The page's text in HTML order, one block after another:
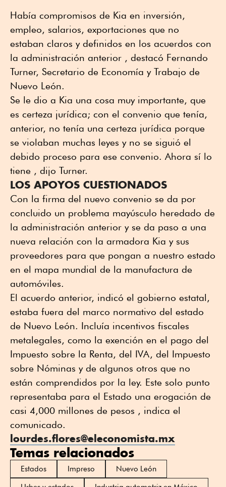
Había compromisos de Kia en inversión,
empleo, salarios, exportaciones que no
estaban claros y definidos en los acuerdos con
la administración anterior , destacó Fernando
Turner, Secretario de Economía y Trabajo de
Nuevo León.
Se le dio a Kia una cosa muy importante, que
es certeza jurídica; con el convenio que tenía,
anterior, no tenía una certeza jurídica porque
se violaban muchas leyes y no se siguió el
debido proceso para ese convenio. Ahora sí lo
tiene , dijo Turner.
LOS APOYOS CUESTIONADOS
Con la firma del nuevo convenio se da por
concluido un problema mayúsculo heredado de
la administración anterior y se da paso a una
nueva relación con la armadora Kia y sus
proveedores para que pongan a nuestro estado
en el mapa mundial de la manufactura de
automóviles.
El acuerdo anterior, indicó el gobierno estatal,
estaba fuera del marco normativo del estado
de Nuevo León. Incluía incentivos fiscales
metalegales, como la exención en el pago del
Impuesto sobre la Renta, del IVA, del Impuesto
sobre Nóminas y de algunos otros que no
están comprendidos por la ley. Este solo punto
representaba para el Estado una erogación de
casi 4,000 millones de pesos , indica el
comunicado.
lourdes.flores@eleconomista.mx
Temas relacionados
Estados Impreso
Nuevo León